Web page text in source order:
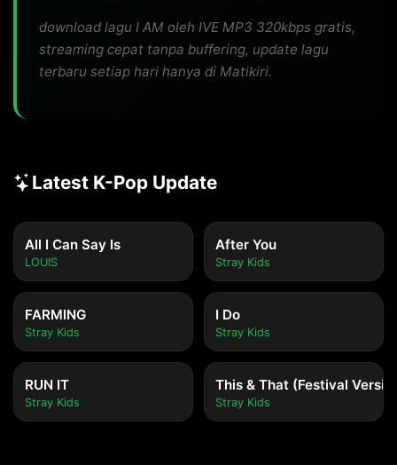
download lagu I AM oleh IVE MP3 320kbps gratis,
streaming cepat tanpa buffering, update lagu
terbaru setiap hari hanya di Matikiri.
Latest K-Pop Update
All I Can Say Is
LOUIS
After You
Stray Kids
FARMING
Stray Kids
I Do
Stray Kids
RUN IT
Stray Kids
This & That (Festival
Stray Kids